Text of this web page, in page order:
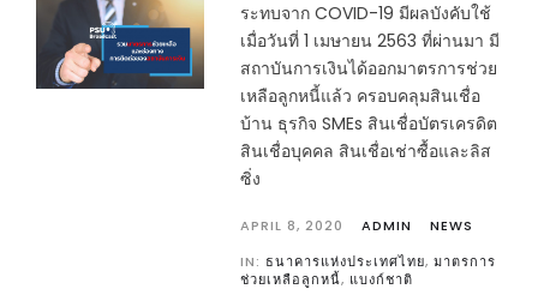
ระทบจาก COVID-19 มีผลบังคับใช้
เมื่อวันที่ 1 เมษายน 2563 ที่ผ่านมา มี
สถาบันการเงินได้ออกมาตรการช่วย
เหลือลูกหนี้แล้ว ครอบคลุมสินเชื่อ
บ้าน ธุรกิจ SMEs สินเชื่อบัตรเครดิต
สินเชื่อบุคคล สินเชื่อเช่าซื้อและลิส
ซิ่ง
APRIL 8, 2020 ADMIN
NEWS
IN: ธนาคารแห่งประเทศไทย, มาตรการ
ช่วยเหลือลูกหนี้, แบงก์ชาติ